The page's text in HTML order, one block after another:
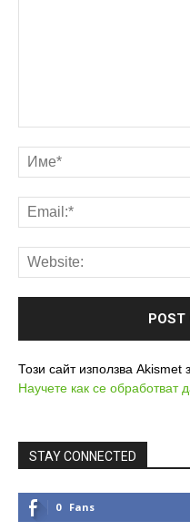
Този сайт използва Akismet
Научете как се обработват
STAY CONNECTED
0 Fans